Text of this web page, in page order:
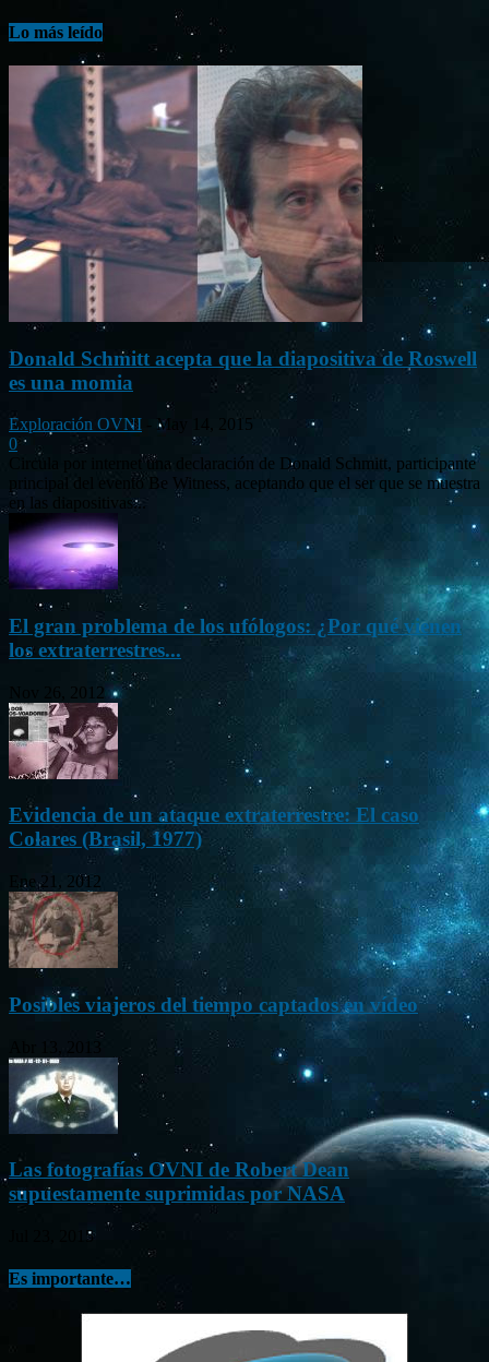
Lo más leído
Donald Schmitt acepta que la diapositiva de Roswell
es una momia
Exploración OVNI
May 14, 2015
0
Circula por internet una declaración de Donald Schmitt, participante
principal del evento Be Witness, aceptando que el ser que se muestra
en las diapositivas...
El gran problema de los ufólogos: ¿Por qué vienen
los extraterrestres...
Nov 26, 2012
Evidencia de un ataque extraterrestre: El caso
Colares (Brasil, 1977)
Ene 21, 2012
Posibles viajeros del tiempo captados en vídeo
Las fotografías OVNI de Robert Dean
supuestamente suprimidas por NASA
Jul 23, 2015
Es importante…